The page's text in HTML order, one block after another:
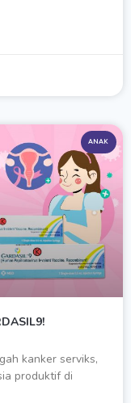
ANAK
kanker serviks,
produktif di